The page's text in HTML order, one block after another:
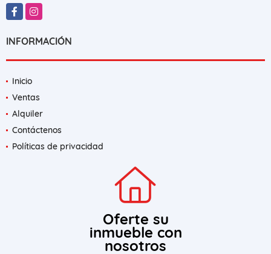
katapbienesraices@gmail.com
INFORMACIÓN
Inicio
Ventas
Alquiler
Contáctenos
Oferte su
inmueble con